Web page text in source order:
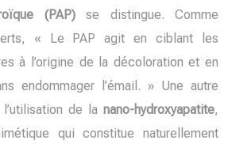
(PAP)se distingue. Comme
« Le PAP agit en ciblant les
à l’origine de la décoloration et en
endommager l’émail. » Une autre
de la nano-hydroxyapatite,
qui constitue naturellement